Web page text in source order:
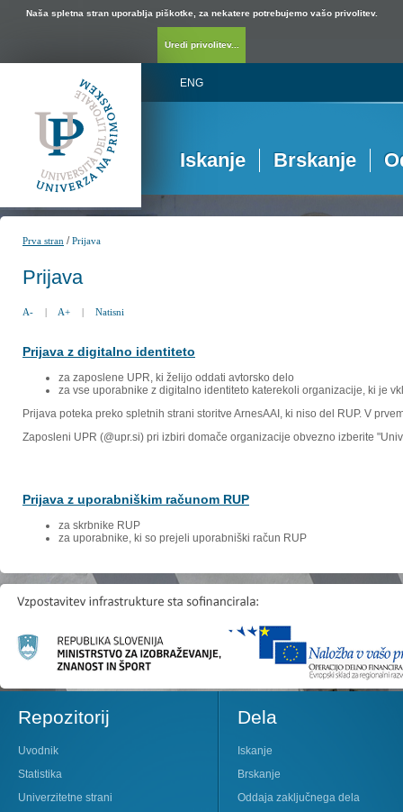
Naša spletna stran uporablja piškotke, za nekatere potrebujemo vašo privolitev.
Uredi privolitev...
ENG
Iskanje Brskanje
Prva stran /Prijava
Prijava
A- | A+ | Natisni
Prijava z digitalno identiteto
za zaposlene UPR, ki želijo oddati avtorsko delo
za vse uporabnike z digitalno identiteto katerekoli organizacije, ki je
Prijava poteka preko spletnih strani storitve ArnesAAI, ki niso del RUP. V
Zaposleni UPR (@upr.si) pri izbiri domače organizacije obvezno izberite
Prijava z uporabniškim računom RUP
za skrbnike RUP
za uporabnike, ki so prejeli uporabniški račun RUP
Repozitorij
Uvodnik
Statistika
Univerzitetne strani
Dela
Iskanje
Brskanje
Oddaja zaključnega dela